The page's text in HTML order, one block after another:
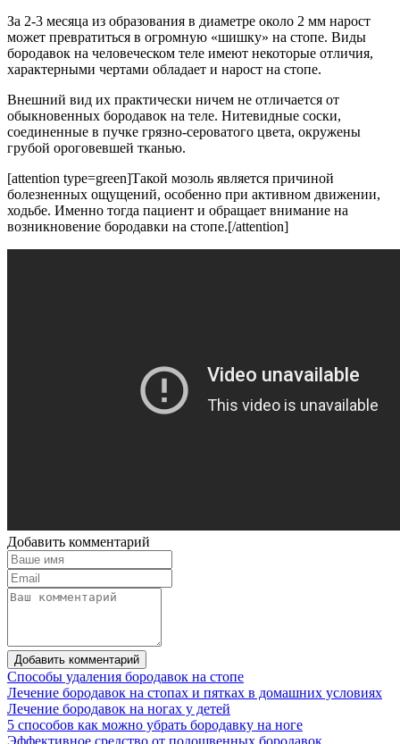
За 2-3 месяца из образования в диаметре около 2 мм нарост
может превратиться в огромную «шишку» на стопе. Виды
бородавок на человеческом теле имеют некоторые отличия,
характерными чертами обладает и нарост на стопе.
Внешний вид их практически ничем не отличается от
обыкновенных бородавок на теле. Нитевидные соски,
соединенные в пучке грязно-сероватого цвета, окружены
грубой ороговевшей тканью.
[attention type=green]Такой мозоль является причиной
болезненных ощущений, особенно при активном движении,
ходьбе. Именно тогда пациент и обращает внимание на
возникновение бородавки на стопе.[/attention]
Добавить комментарий
Добавить комментарий
Способы удаления бородавок на стопе
Лечение бородавок на стопах и пятках в домашних условиях
Лечение бородавок на ногах у детей
5 способов как можно убрать бородавку на ноге